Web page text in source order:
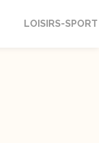
LOISIRS-SPORT